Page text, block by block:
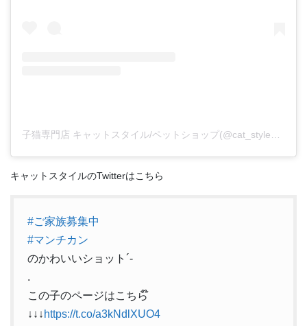
キャットスタイルのTwitterはこちら
#ご家族募集中
#マンチカン
のかわいいショット´-
.
この子のページはこちら໊
↓↓↓ https://t.co/a3kNdlXUO4